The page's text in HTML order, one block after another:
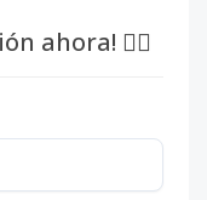
ahora! 👇🏽